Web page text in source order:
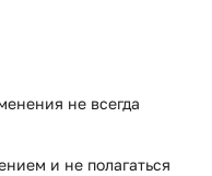
не всегда
и не полагаться